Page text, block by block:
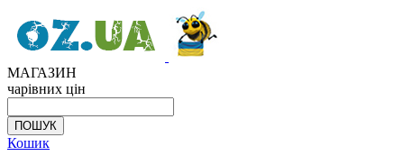
МАГАЗИН
чарівних цін
Кошик